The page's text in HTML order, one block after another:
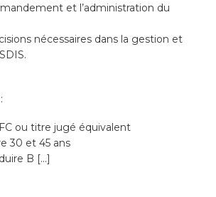
et l’administration du
nécessaires dans la gestion et
ou titre jugé équivalent
30 et 45 ans
B […]